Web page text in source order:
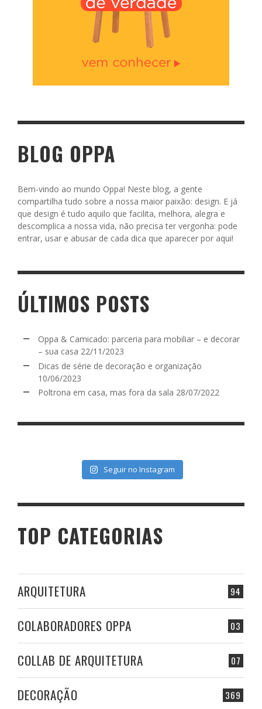
BLOG OPPA
Bem-vindo ao mundo Oppa! Neste blog, a gente
compartilha tudo sobre a nossa maior paixão: design. E já
que design é tudo aquilo que facilita, melhora, alegra e
descomplica a nossa vida, não precisa ter vergonha: pode
entrar, usar e abusar de cada dica que aparecer por aqui!
ÚLTIMOS POSTS
Oppa & Camicado: parceria para mobiliar – e decorar
– sua casa 22/11/2023
Dicas de série de decoração e organização
10/06/2023
Poltrona em casa, mas fora da sala 28/07/2022
Seguir no Instagram
TOP CATEGORIAS
94
ARQUITETURA
03
COLABORADORES OPPA
07
COLLAB DE ARQUITETURA
369
DECORAÇÃO